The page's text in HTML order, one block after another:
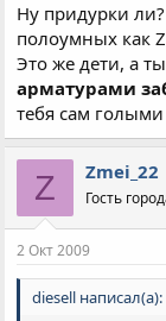
Ну придурки
полоумных как
Это же дети, а
арматурами
тебя сам
Z Zmei_22
Гость
2 Окт 2009
diesell написал(а):